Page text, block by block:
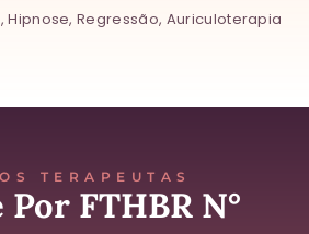
Hipnose, Regressão, Auriculoterapia
TERAPEUTAS
Por FTHBR N°